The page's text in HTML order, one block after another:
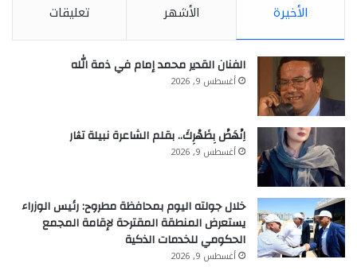
الأخيرة الأشهر تعليقات
الفنان القدير محمد إمام في ذمة الله
أغسطس 9, 2026
اِنْهَضْ بِظَهْرِكَ.. بقلم الشاعرة نبيلة تڨار
أغسطس 9, 2026
خلال جولته اليوم بمحافظة مطروح: رئيس الوزراء
يستعرض المنطقة المقترحة لإقامة المجمع
الحكومي للخدمات الذكية
أغسطس 9, 2026